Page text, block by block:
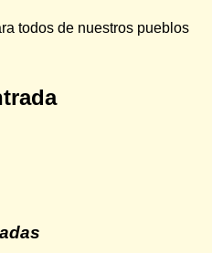
todos de nuestros pueblos